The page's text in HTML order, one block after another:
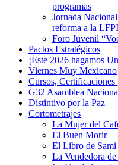
programas
Jornada
reforma a la
Foro Juvenil
Pactos Estratégicos
¡Este 2026 hagamos
Viernes Muy Mexicano
Cursos, Certificaciones
G32 Asamblea
Distintivo por la Paz
Cortometrajes
La Mujer del
El Buen Morir
El Libro de Sami
La Vendedora